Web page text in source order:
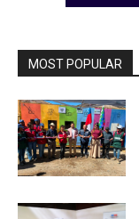
MOST POPULAR